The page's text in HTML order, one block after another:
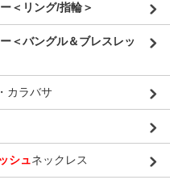
＜リング/指輪＞
＜バングル＆ブレスレッ
カラバサ
シュネックレス